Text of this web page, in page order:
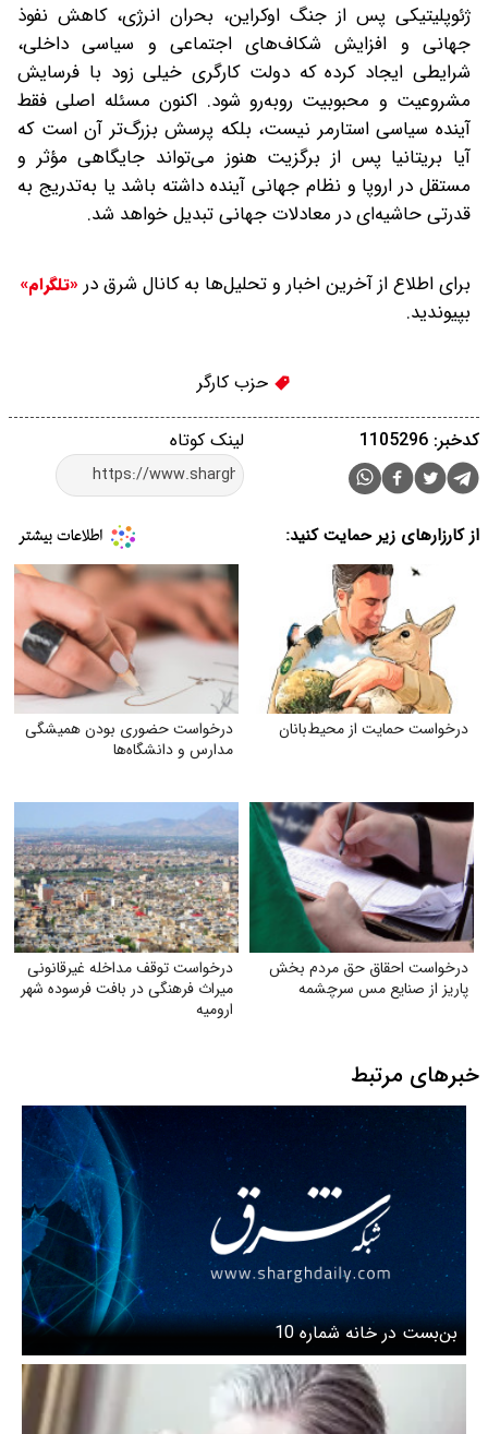
ژئوپلیتیکی پس از جنگ اوکراین، بحران انرژی، کاهش نفوذ
جهانی و افزایش شکاف‌های اجتماعی و سیاسی داخلی،
شرایطی ایجاد کرده که دولت کارگری خیلی زود با فرسایش
مشروعیت و محبوبیت روبه‌رو شود. اکنون مسئله اصلی فقط
آینده سیاسی استارمر نیست، بلکه پرسش بزرگ‌تر آن است که
آیا بریتانیا پس از برگزیت هنوز می‌تواند جایگاهی مؤثر و
مستقل در اروپا و نظام جهانی آینده داشته باشد‌ یا به‌تدریج به
قدرتی حاشیه‌ای‌ در معادلات جهانی تبدیل خواهد شد.
برای اطلاع از آخرین اخبار و تحلیل‌ها به کانال شرق در «تلگرام»
بپیوندید.
حزب کارگر
لینک کوتاه کدخبر: 1105296
از کارزارهای زیر حمایت کنید:
درخواست حمایت از محیط‌بانان
درخواست حضوری بودن همیشگی
مدارس و دانشگاه‌ها
درخواست احقاق حق مردم بخش
پاریز از صنایع مس سرچشمه
درخواست توقف مداخله غیرقانونی
میراث فرهنگی در بافت فرسوده شهر
ارومیه
خبرهای مرتبط
بن‌بست در خانه شماره 10